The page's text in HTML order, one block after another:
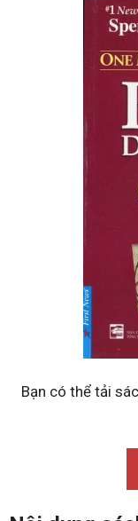
Bạn có thể tải